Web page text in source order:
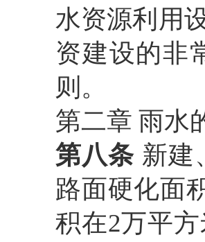
水资源利用
资建设的非
则。
第二章 雨水
第八条 新建
路面硬化面
积在2万平